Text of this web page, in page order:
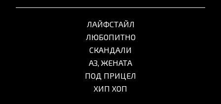
ЛАЙФСТАЙЛ
ЛЮБОПИТНО
СКАНДАЛИ
АЗ, ЖЕНАТА
ПОД ПРИЦЕЛ
ХИП ХОП